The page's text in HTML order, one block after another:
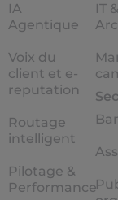
IA
Agentique
Voix du
client et e-
reputation
Routage
intelligent
Pilotage &
Performance
IT &